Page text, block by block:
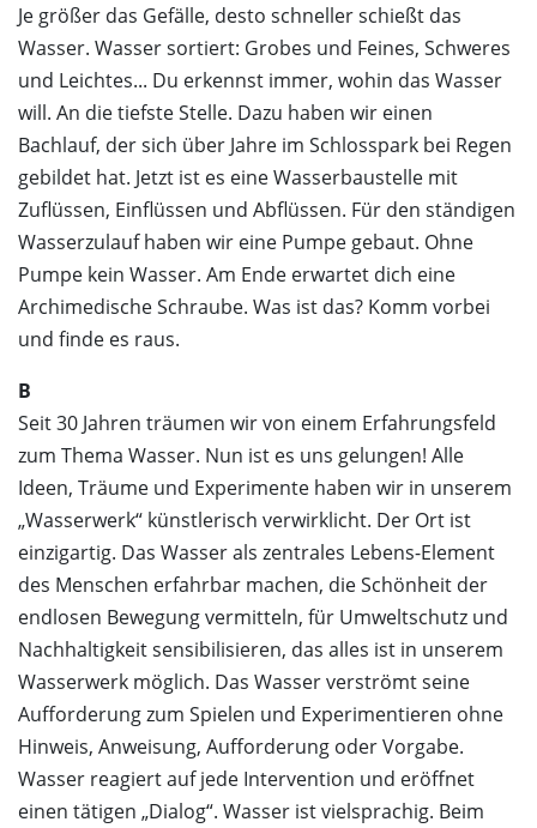
Je größer das Gefälle, desto schneller schießt das
Wasser. Wasser sortiert: Grobes und Feines, Schweres
und Leichtes... Du erkennst immer, wohin das Wasser
will. An die tiefste Stelle. Dazu haben wir einen
Bachlauf, der sich über Jahre im Schlosspark bei Regen
gebildet hat. Jetzt ist es eine Wasserbaustelle mit
Zuflüssen, Einflüssen und Abflüssen. Für den ständigen
Wasserzulauf haben wir eine Pumpe gebaut. Ohne
Pumpe kein Wasser. Am Ende erwartet dich eine
Archimedische Schraube. Was ist das? Komm vorbei
und finde es raus.
B
Seit 30 Jahren träumen wir von einem Erfahrungsfeld
zum Thema Wasser. Nun ist es uns gelungen! Alle
Ideen, Träume und Experimente haben wir in unserem
„Wasserwerk“ künstlerisch verwirklicht. Der Ort ist
einzigartig. Das Wasser als zentrales Lebens-Element
des Menschen erfahrbar machen, die Schönheit der
endlosen Bewegung vermitteln, für Umweltschutz und
Nachhaltigkeit sensibilisieren, das alles ist in unserem
Wasserwerk möglich. Das Wasser verströmt seine
Aufforderung zum Spielen und Experimentieren ohne
Hinweis, Anweisung, Aufforderung oder Vorgabe.
Wasser reagiert auf jede Intervention und eröffnet
einen tätigen „Dialog“. Wasser ist vielsprachig. Beim